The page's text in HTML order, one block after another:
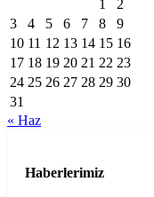
1
2
3
4 5 6 7 8
9
10 11 12 13 14 15 16
17 18 19 20 21 22 23
24 25 26 27 28 29 30
31
« Haz
Haberlerimiz